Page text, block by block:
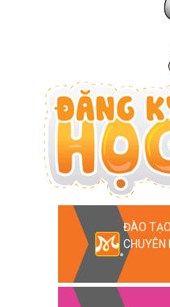
ĐÀO
CHUYÊN